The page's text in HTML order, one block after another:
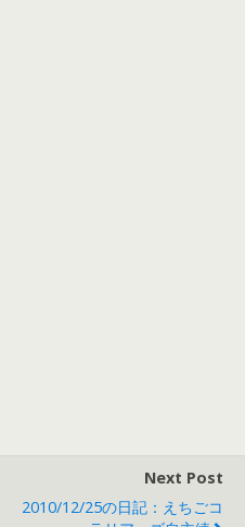
Next Post
2010/12/25の日記：えちごコ